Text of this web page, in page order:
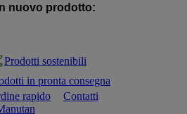
nuovo prodotto:
Prodotti sostenibili
in pronta consegna
rapido Contatti